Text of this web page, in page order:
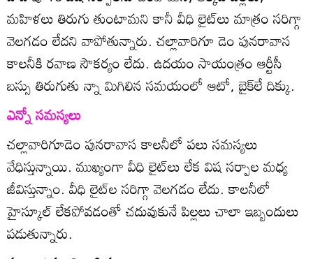
మహిళలు తిరుగు తుంటామని కానీ వీధి లైట్‌లు మాత్రం సరిగ్గా
వెలగడం లేదని వాపోతున్నారు. చల్లావారిగూ డెం పునరావాస
కాలనీకి రవాణ సౌకర్యం లేదు. ఉదయం సాయంత్రం ఆర్టీసీ
బస్సు తిరుగుతు న్నా మిగిలిన సమయంలో ఆటో, బైక్‌లే దిక్కు.
ఎన్నో సమస్యలు
చల్లావారిగూడెం పునరావాస కాలనీలో పలు సమస్యలు
వేధిస్తున్నాయి. ముఖ్యంగా వీధి లైట్‌లు లేక విష సర్పాల మధ్య
జీవిస్తున్నాం. వీధి లైట్‌ల సరిగ్గా వెలగడం లేదు. కాలనీలో
హైస్కూల్‌ లేకపోవడంతో చదువుకునే పిల్లలు చాలా ఇబ్బందులు
పడుతున్నారు.